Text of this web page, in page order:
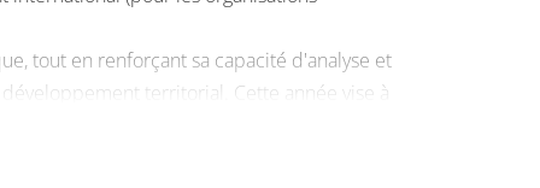
tout en renforçant sa capacité d'analyse et
territorial. Cette année vise à
du développement.